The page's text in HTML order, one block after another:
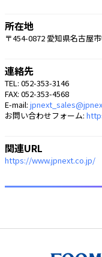
所在地
〒454-0872 愛知県名古屋
連絡先
TEL: 052-353-3146
FAX: 052-353-4568
E-mail:
お問い合わせフォーム:
関連URL
https://www.jpnext.co.jp/